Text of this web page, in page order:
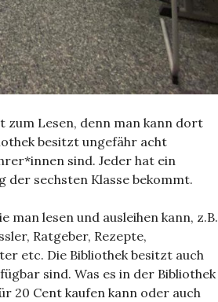
zum Lesen, denn man kann dort
besitzt ungefähr acht
sind. Jeder hat ein
der sechsten Klasse bekommt.
man lesen und ausleihen kann, z.B.
Ratgeber, Rezepte,
etc. Die Bibliothek besitzt auch
sind. Was es in der Bibliothek
20 Cent kaufen kann oder auch